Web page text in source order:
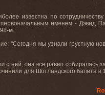
известна по сотрудничеству
именем - Дэвид
м.
"Сегодня мы узнали грустную
с ней, она все равно собиралась
для Шотландского балета в